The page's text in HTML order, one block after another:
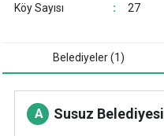
Susuz
Köy Sayısı
: 27
Belediyeler (1)
A Susuz Belediyesi